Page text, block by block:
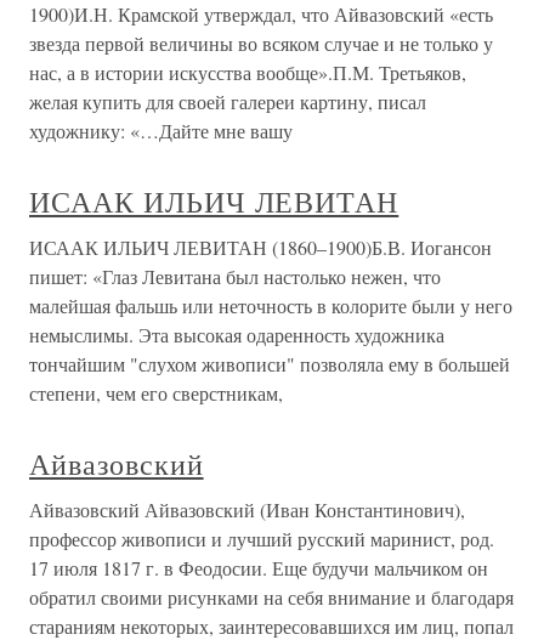
1900)И.Н. Крамской утверждал, что Айвазовский «есть
звезда первой величины во всяком случае и не только у
нас, а в истории искусства вообще».П.М. Третьяков,
желая купить для своей галереи картину, писал
художнику: «…Дайте мне вашу
ИСААК ИЛЬИЧ ЛЕВИТАН
ИСААК ИЛЬИЧ ЛЕВИТАН (1860–1900)Б.В. Иогансон
пишет: «Глаз Левитана был настолько нежен, что
малейшая фальшь или неточность в колорите были у него
немыслимы. Эта высокая одаренность художника
тончайшим "слухом живописи" позволяла ему в большей
степени, чем его сверстникам,
Айвазовский
Айвазовский Айвазовский (Иван Константинович),
профессор живописи и лучший русский маринист, род.
17 июля 1817 г. в Феодосии. Еще будучи мальчиком он
обратил своими рисунками на себя внимание и благодаря
стараниям некоторых, заинтересовавшихся им лиц, попал